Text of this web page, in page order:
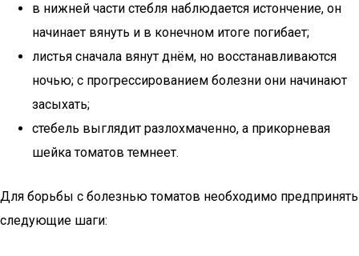
в нижней части стебля наблюдается истончение, он
начинает вянуть и в конечном итоге погибает;
листья сначала вянут днём, но восстанавливаются
ночью; с прогрессированием болезни они начинают
засыхать;
стебель выглядит разлохмаченно, а прикорневая
шейка томатов темнеет.
Для борьбы с болезнью томатов необходимо предпринять
следующие шаги: